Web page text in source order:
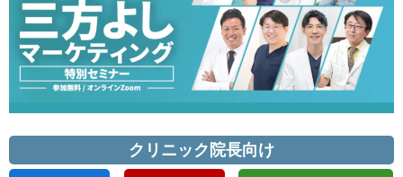
クリニック院長向け